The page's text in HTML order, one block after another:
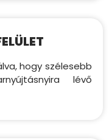
hogy szélesebb
lévő